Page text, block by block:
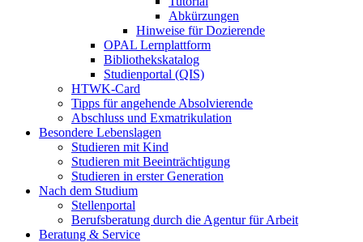
Abkürzungen
Hinweise für Dozierende
OPAL Lernplattform
Bibliothekskatalog
Studienportal (QIS)
HTWK-Card
Tipps für angehende Absolvierende
Abschluss und Exmatrikulation
Besondere Lebenslagen
Studieren mit Kind
Studieren mit Beeinträchtigung
Studieren in erster Generation
Nach dem Studium
Stellenportal
Berufsberatung durch die Agentur für Arbeit
Beratung & Service